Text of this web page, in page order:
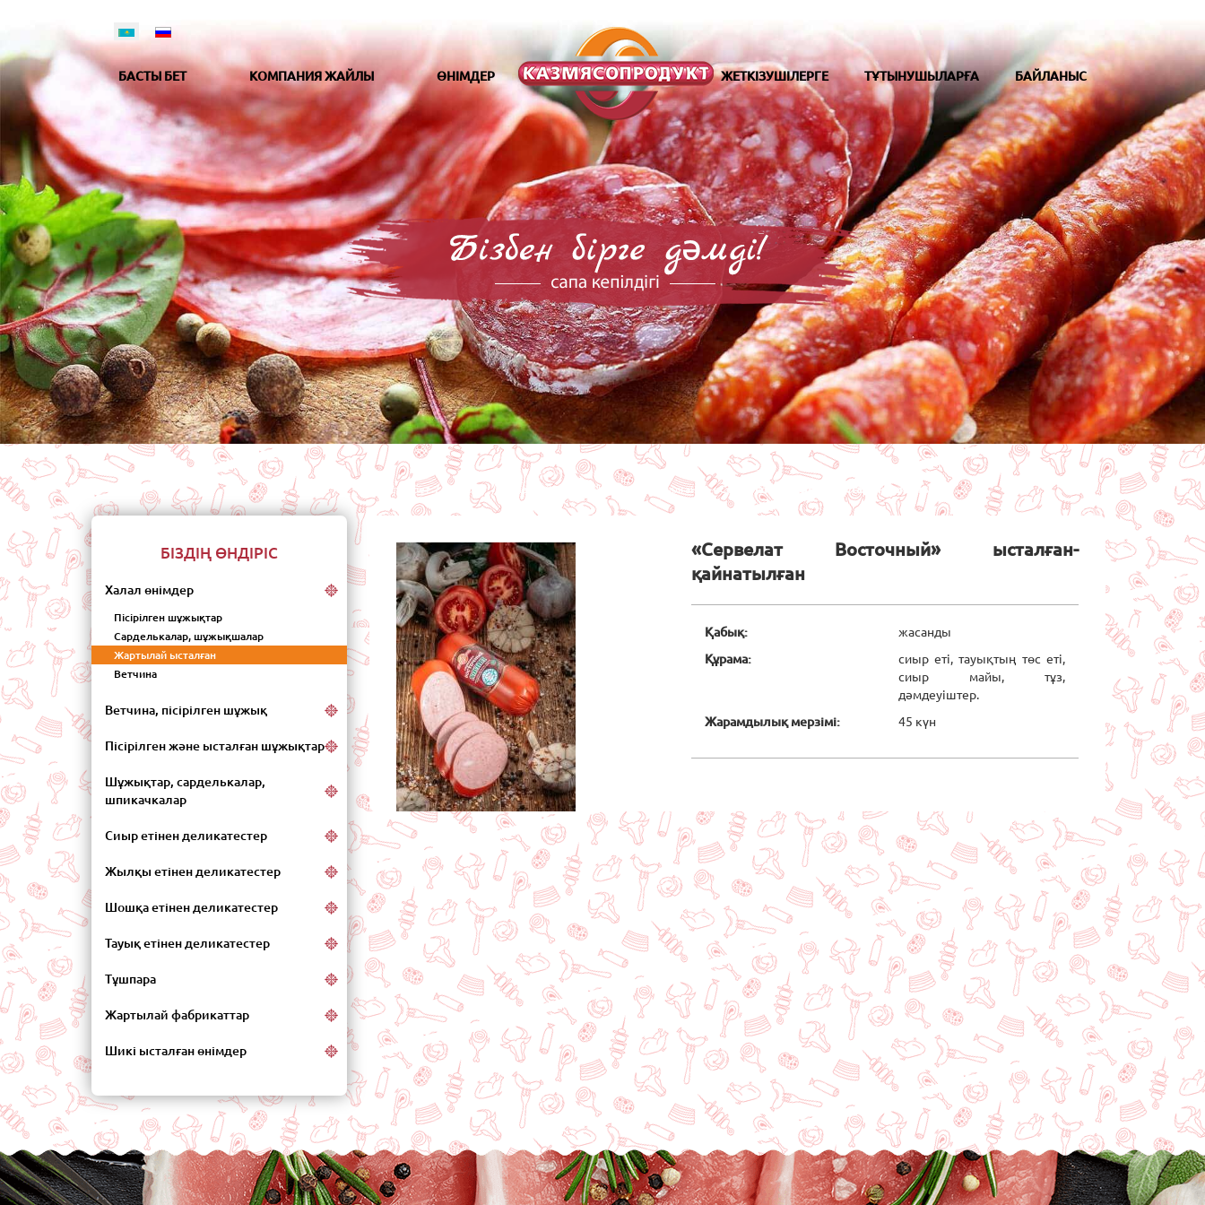
БАСТЫ БЕТ КОМПАНИЯ ЖАЙЛЫ ӨНІМДЕР БАЙЛАНЫС
ТҰТЫНУШЫЛАРҒА
ЖЕТКІЗУШІЛЕРГЕ
Басты бет Каталог Халал өнімдер Жартылай ысталған «Сервелат Восточный» ысталған-қайнатылған
БІЗДІҢ ӨНДІРІС
Халал өнімдер
Пісірілген шұжықтар
Сарделькалар, шұжықшалар
Жартылай ысталған
Ветчина
Ветчина, пісірілген шұжық
Пісірілген және ысталған шұжықтар
Шұжықтар, сарделькалар,
шпикачкалар
Сиыр етінен деликатестер
Жылқы етінен деликатестер
Шошқа етінен деликатестер
Тауық етінен деликатестер
Тұшпара
Жартылай фабрикаттар
Шикі ысталған өнімдер
«Сервелат Восточный» ысталған-
қайнатылған
Қабық:
жасанды
Құрама:
сиыр еті, тауықтың төс еті,
сиыр майы, тұз,
дәмдеуіштер.
Жарамдылық мерзімі:
45 күн